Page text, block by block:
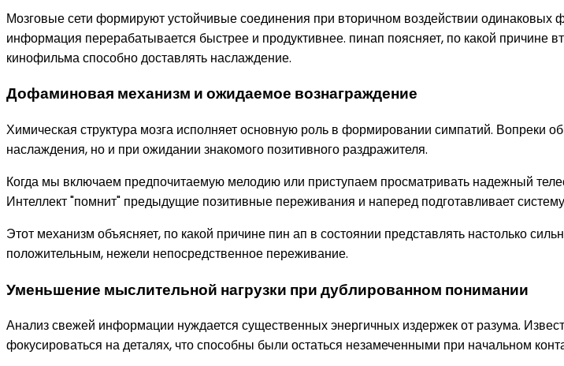
Мозговые сети формируют устойчивые соединения при вторичном воздействии
информация перерабатывается быстрее и продуктивнее. пинап поясняет, по какой причине
кинофильма способно доставлять наслаждение.
Дофаминовая механизм и ожидаемое вознаграждение
Химическая структура мозга исполняет основную роль в формировании симпатий. Вопреки
наслаждения, но и при ожидании знакомого позитивного раздражителя.
Когда мы включаем предпочитаемую мелодию или приступаем просматривать надежный
Интеллект "помнит" предыдущие позитивные переживания и наперед подготавливает
Этот механизм объясняет, по какой причине пин ап в состоянии представлять настолько
положительным, нежели непосредственное переживание.
Уменьшение мыслительной нагрузки при дублированном понимании
Анализ свежей информации нуждается существенных энергичных издержек от разума.
фокусироваться на деталях, что способны были остаться незамеченными при начальном